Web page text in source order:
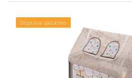
Doprava zadarmo